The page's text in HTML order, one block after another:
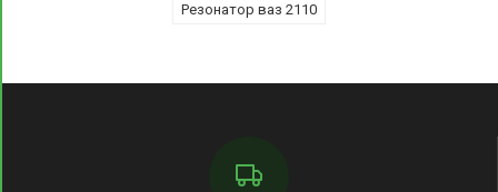
Резонатор ваз 2110